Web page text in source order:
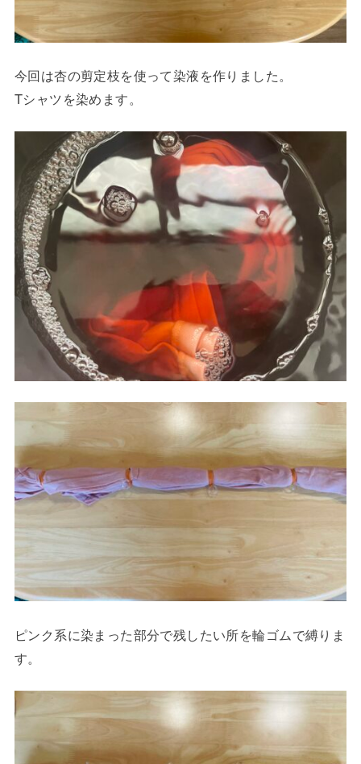
今回は杏の剪定枝を使って染液を作りました。
Tシャツを染めます。
ピンク系に染まった部分で残したい所を輪ゴムで縛りま
す。